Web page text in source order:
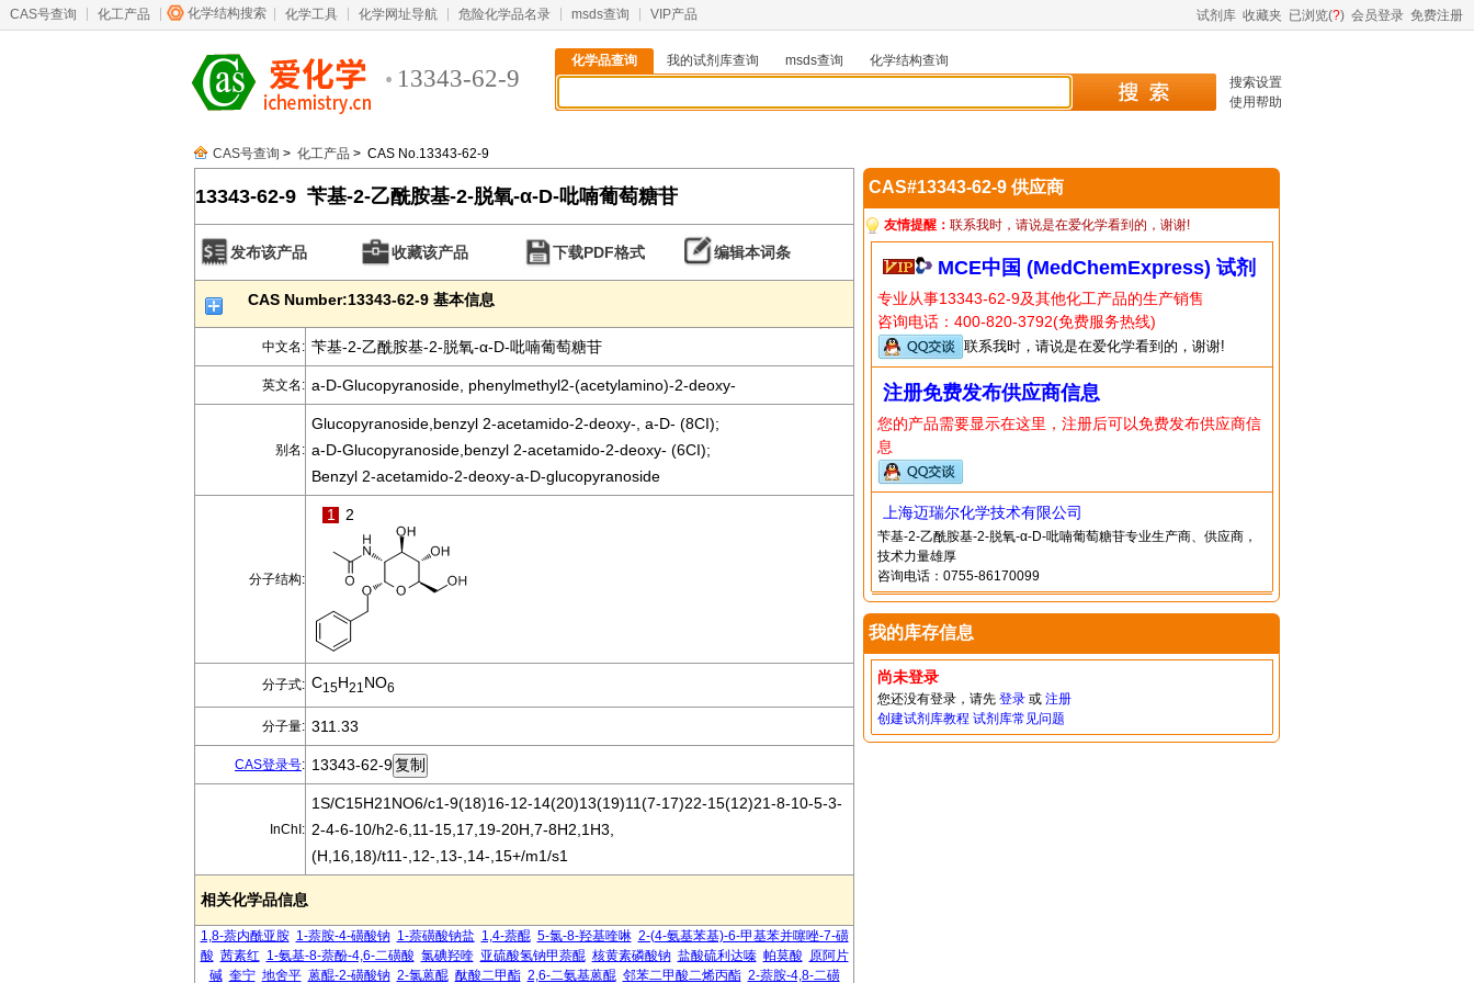
CAS号查询 化工产品 化学结构搜索 化学工具 化学网址导航 危险化学品名录 msds查询 VIP产品 试剂库 收藏夹 已浏览(?) 会员登录 免费注册
13343-62-9
化学品查询 我的试剂库查询 msds查询
化学结构查询
搜索设置
使用帮助
CAS号查询 > 化工产品 > CAS No.13343-62-9
13343-62-9 苄基-2-乙酰胺基-2-脱氧-α-D-吡喃葡萄糖苷
发布该产品 收藏该产品 下载PDF格式 编辑本词条
CAS Number:13343-62-9 基本信息
中文名: 苄基-2-乙酰胺基-2-脱氧-α-D-吡喃葡萄糖苷
英文名: a-D-Glucopyranoside, phenylmethyl2-(acetylamino)-2-deoxy-
别名:
Glucopyranoside,benzyl 2-acetamido-2-deoxy-, a-D- (8CI);
a-D-Glucopyranoside,benzyl 2-acetamido-2-deoxy- (6CI);
Benzyl 2-acetamido-2-deoxy-a-D-glucopyranoside
分子结构:
1 2
分子式: C15H21 NO6
分子量: 311.33
CAS登录号: 13343-62-9
InChI:
1S/C15H21NO6/c1-9(18)16-12-14(20)13(19)11(7-17)22-15(12)21-8-10-5-3-
2-4-6-10/h2-6,11-15,17,19-20H,7-8H2,1H3,
(H,16,18)/t11-,12-,13-,14-,15+/m1/s1
相关化学品信息
1,8-萘内酰亚胺 1-萘胺-4-磺酸钠 1-萘磺酸钠盐 1,4-萘醌 5-氯-8-羟基喹啉 2-(4-氨基苯基)-6-甲基苯并噻唑-7-磺
酸 茜素红 1-氨基-8-萘酚-4,6-二磺酸 氯碘羟喹 亚硫酸氢钠甲萘醌 核黄素磷酸钠 盐酸硫利达嗪 帕莫酸 原阿片
碱 奎宁 地舍平 蒽醌-2-磺酸钠 2-氯蒽醌 酞酸二甲酯 2,6-二氨基蒽醌 邻苯二甲酸二烯丙酯 2-萘胺-4,8-二磺
CAS#13343-62-9 供应商
友情提醒： 联系我时，请说是在爱化学看到的，谢谢!
MCE中国 (MedChemExpress) 试剂
专业从事13343-62-9及其他化工产品的生产销售
咨询电话：400-820-3792(免费服务热线)
联系我时，请说是在爱化学看到的，谢谢!
注册免费发布供应商信息
您的产品需要显示在这里，注册后可以免费发布供应商信
息
上海迈瑞尔化学技术有限公司
苄基-2-乙酰胺基-2-脱氧-α-D-吡喃葡萄糖苷专业生产商、供应商，
技术力量雄厚
咨询电话：0755-86170099
我的库存信息
尚未登录
您还没有登录，请先 登录或 注册
创建试剂库教程 试剂库常见问题